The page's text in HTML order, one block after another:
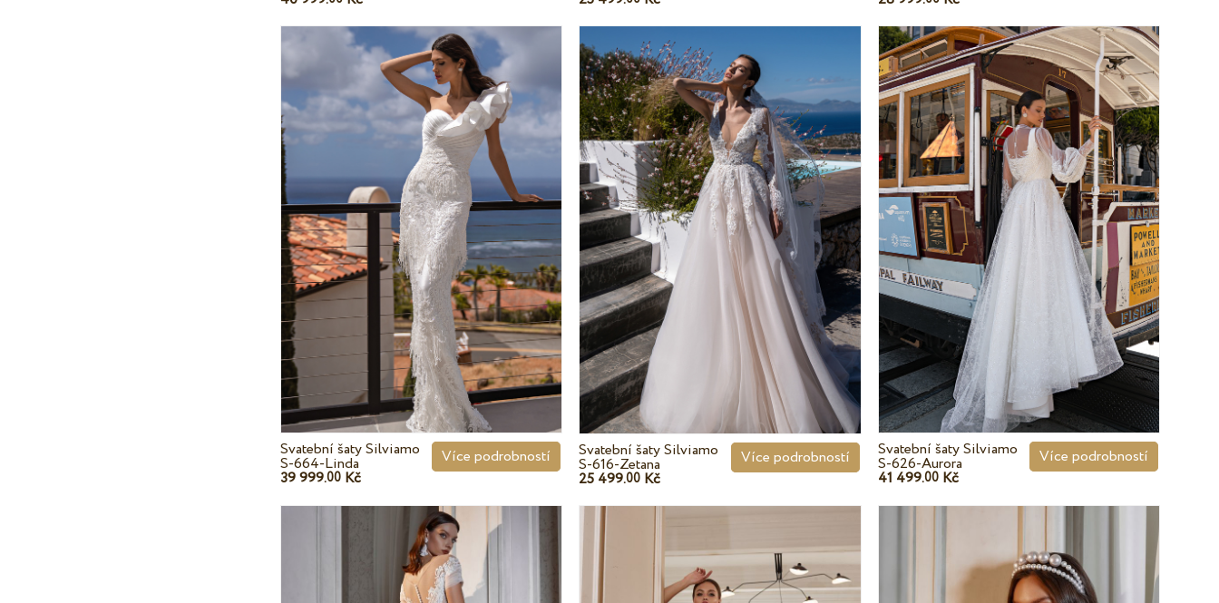
Svatební šaty Silviamo
S-664-Linda
39 999.00 Kč
Více podrobností Svatební šaty Silviamo
S-616-Zetana
25 499.00 Kč
Více podrobností Svatební šaty Silviamo
S-626-Aurora
41 499.00Kč
Více podrobností